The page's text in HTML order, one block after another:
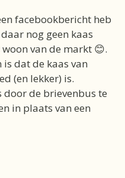
facebookbericht heb
nog geen kaas
van de markt 😊.
is dat de kaas van
(en lekker) is.
door de brievenbus te
in plaats van een